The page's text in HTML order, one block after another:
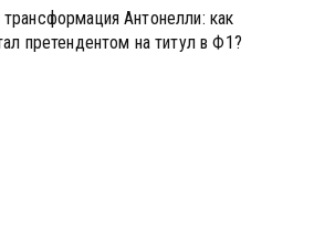
Антонелли: как
претендентом на титул в Ф1?